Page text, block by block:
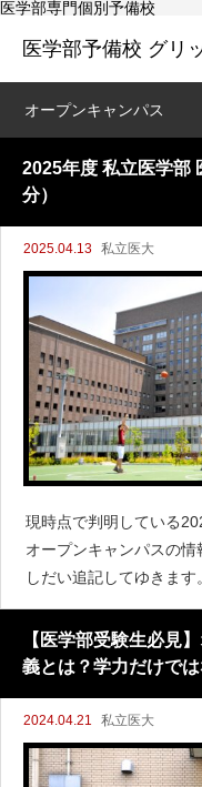
医学部専門個別予備校
医学部予備校 グリ
オープンキャンパス
2025年度 私立医学部
分）
2025.04.13 私立医大
現時点で判明している
オープンキャンパスの
しだい追記してゆきま
学（岩手県）形式：対
6日(土
【医学部受験生必見
義とは？学力だけで
2024.04.21 私立医大